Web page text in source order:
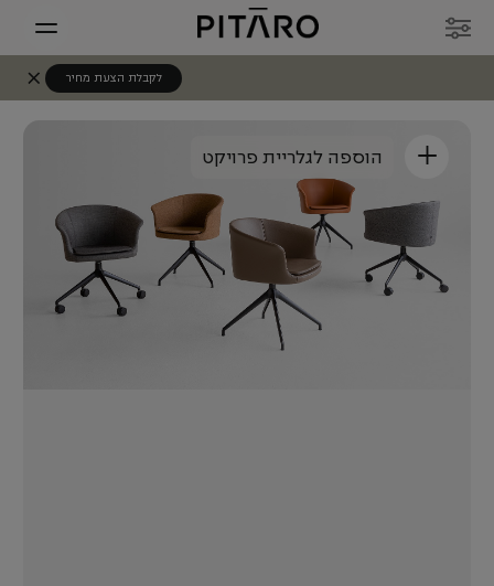
לקבלת הצעת מחיר
+ הוספה לגלריית פרויקט